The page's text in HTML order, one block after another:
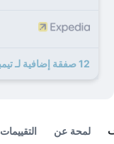
12 صفقة إضافية لـ تيمبلرز بوتيك هوتل
لمحة عن التقييمات